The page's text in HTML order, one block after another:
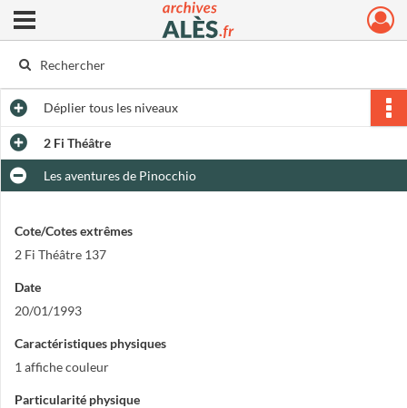
Archives municipales d'Alès
Ouvrir le menu déroulant
Dépliertous les niveaux
2 Fi Théâtre
Les aventures de Pinocchio
Cote/Cotes extrêmes
2 Fi Théâtre 137
Date
20/01/1993
Caractéristiques physiques
1 affiche couleur
Particularité physique